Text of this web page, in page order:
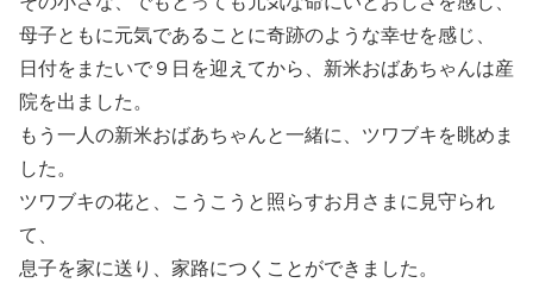
母子ともに元気であることに奇跡のような幸せを感じ、
日付をまたいで９日を迎えてから、新米おばあちゃんは産
院を出ました。
もう一人の新米おばあちゃんと一緒に、ツワブキを眺めま
した。
ツワブキの花と、こうこうと照らすお月さまに見守られ
て、
息子を家に送り、家路につくことができました。